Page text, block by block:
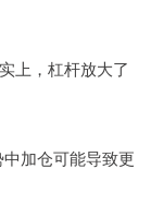
上，杠杆放大了
加仓可能导致更